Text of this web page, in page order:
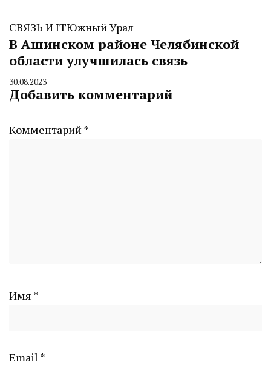
СВЯЗЬ И ITЮжный Урал
В Ашинском районе Челябинской
области улучшилась связь
By
CHELINDUSTRY
30.08.2023
Добавить комментарий
Комментарий *
Имя *
Email *